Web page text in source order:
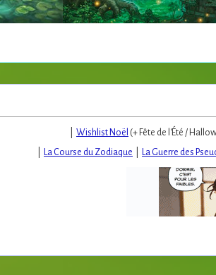
Wishlist Noël (+ Fête de l'Été /
La Course du Zodiaque La Guerre des